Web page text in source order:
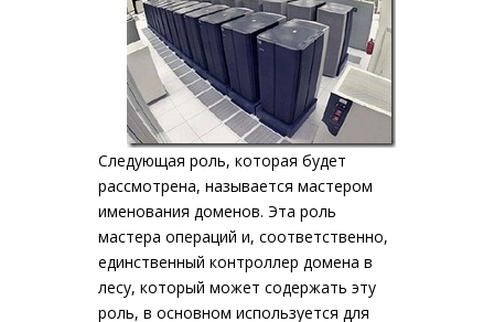
Следующая роль, которая будет
рассмотрена, называется мастером
именования доменов. Эта роль
мастера операций и, соответственно,
единственный контроллер домена в
лесу, который может содержать эту
роль, в основном используется для